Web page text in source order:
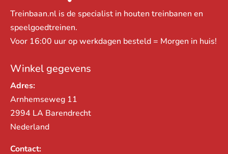
Treinbaan.nl is de specialist in houten treinbanen en
speelgoedtreinen.
Voor 16:00 uur op werkdagen besteld = Morgen in huis!
Winkel gegevens
Adres:
Arnhemseweg 11
2994 LA Barendrecht
Nederland
Contact: